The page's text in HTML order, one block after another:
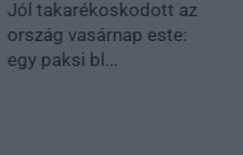
Jól takarékoskodott az
ország vasárnap este:
egy paksi bl...